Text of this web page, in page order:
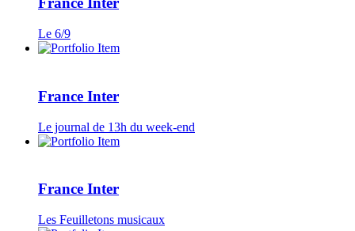
Le 6/9
France Inter
Le journal de 13h du week-end
France Inter
Les Feuilletons musicaux